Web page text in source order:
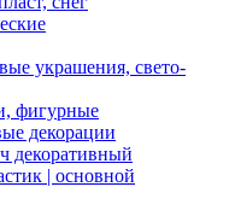
украшения, свето-
фигурные
декорации
декоративный
| основной